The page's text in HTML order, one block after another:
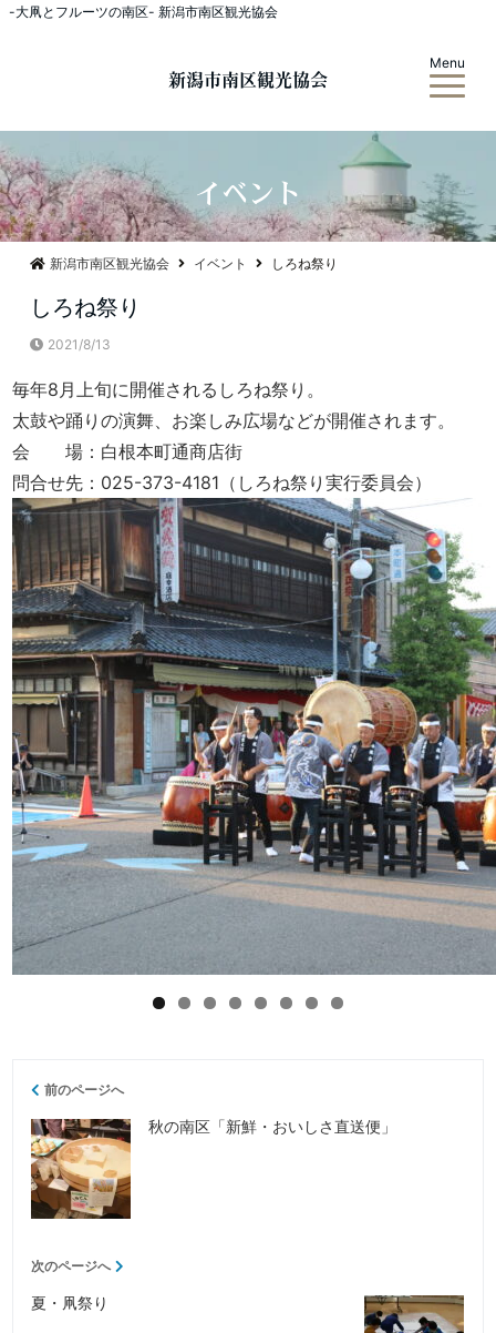
-大凧とフルーツの南区- 新潟市南区観光協会
新潟市南区観光協会
Menu
イベント
新潟市南区観光協会 イベント しろね祭り
しろね祭り
2021/8/13
毎年8月上旬に開催されるしろね祭り。
太鼓や踊りの演舞、お楽しみ広場などが開催されます。
会 場：白根本町通商店街
問合せ先：025-373-4181（しろね祭り実行委員会）
前のページへ
秋の南区「新鮮・おいしさ直送便」
次のページへ
夏・凧祭り